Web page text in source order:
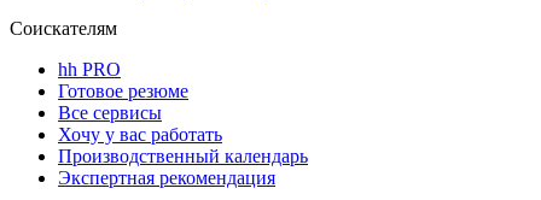
Соискателям
hh PRO
Готовое резюме
Все сервисы
Хочу у вас работать
Производственный календарь
Экспертная рекомендация